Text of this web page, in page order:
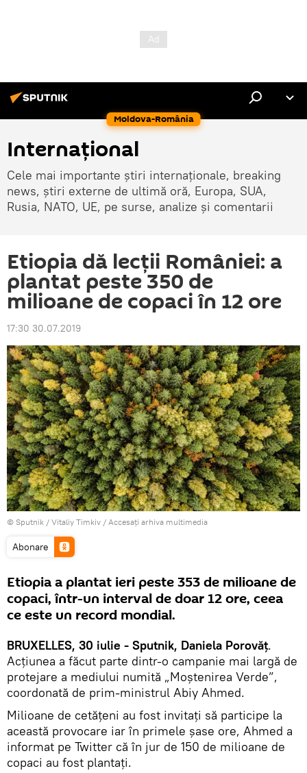
Moldova-România
Internaţional
Cele mai importante știri internaționale, breaking
news, știri externe de ultimă oră, Europa, SUA,
Rusia, NATO, UE, pe surse, analize și comentarii
Etiopia dă lecții României: a
plantat peste 350 de
milioane de copaci în 12 ore
17:30 30.07.2019
© Sputnik / Vitaliy Timkiv / Accesați arhiva multimedia
Abonare
Etiopia a plantat ieri peste 353 de milioane de
copaci, într-un interval de doar 12 ore, ceea
ce este un record mondial.
BRUXELLES, 30 iulie - Sputnik, Daniela Porovăț.
Acţiunea a făcut parte dintr-o campanie mai largă de
protejare a mediului numită „Moştenirea Verde”,
coordonată de prim-ministrul Abiy Ahmed.
Milioane de cetăţeni au fost invitaţi să participe la
această provocare iar în primele şase ore, Ahmed a
informat pe Twitter că în jur de 150 de milioane de
copaci au fost plantaţi.